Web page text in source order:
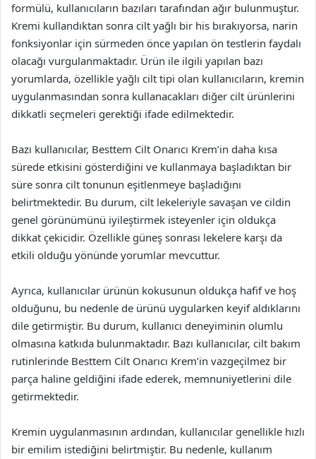
formülü, kullanıcıların bazıları tarafından ağır bulunmuştur.
Kremi kullandıktan sonra cilt yağlı bir his bırakıyorsa, narin
fonksiyonlar için sürmeden önce yapılan ön testlerin faydalı
olacağı vurgulanmaktadır. Ürün ile ilgili yapılan bazı
yorumlarda, özellikle yağlı cilt tipi olan kullanıcıların, kremin
uygulanmasından sonra kullanacakları diğer cilt ürünlerini
dikkatli seçmeleri gerektiği ifade edilmektedir.
Bazı kullanıcılar, Besttem Cilt Onarıcı Krem’in daha kısa
sürede etkisini gösterdiğini ve kullanmaya başladıktan bir
süre sonra cilt tonunun eşitlenmeye başladığını
belirtmektedir. Bu durum, cilt lekeleriyle savaşan ve cildin
genel görünümünü iyileştirmek isteyenler için oldukça
dikkat çekicidir. Özellikle güneş sonrası lekelere karşı da
etkili olduğu yönünde yorumlar mevcuttur.
Ayrıca, kullanıcılar ürünün kokusunun oldukça hafif ve hoş
olduğunu, bu nedenle de ürünü uygularken keyif aldıklarını
dile getirmiştir. Bu durum, kullanıcı deneyiminin olumlu
olmasına katkıda bulunmaktadır. Bazı kullanıcılar, cilt bakım
rutinlerinde Besttem Cilt Onarıcı Krem’in vazgeçilmez bir
parça haline geldiğini ifade ederek, memnuniyetlerini dile
getirmektedir.
Kremin uygulanmasının ardından, kullanıcılar genellikle hızlı
bir emilim istediğini belirtmiştir. Bu nedenle, kullanım